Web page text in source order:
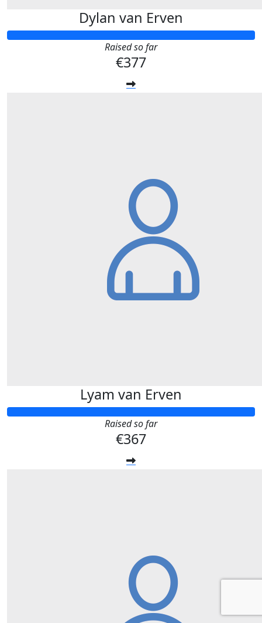
Dylan van Erven
Raised so far
€377
Lyam van Erven
Raised so far
€367